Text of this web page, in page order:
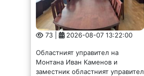
73 | 2026-08-07 13:22:00
Областният управител на
Монтана Иван Каменов и
заместник областният управител